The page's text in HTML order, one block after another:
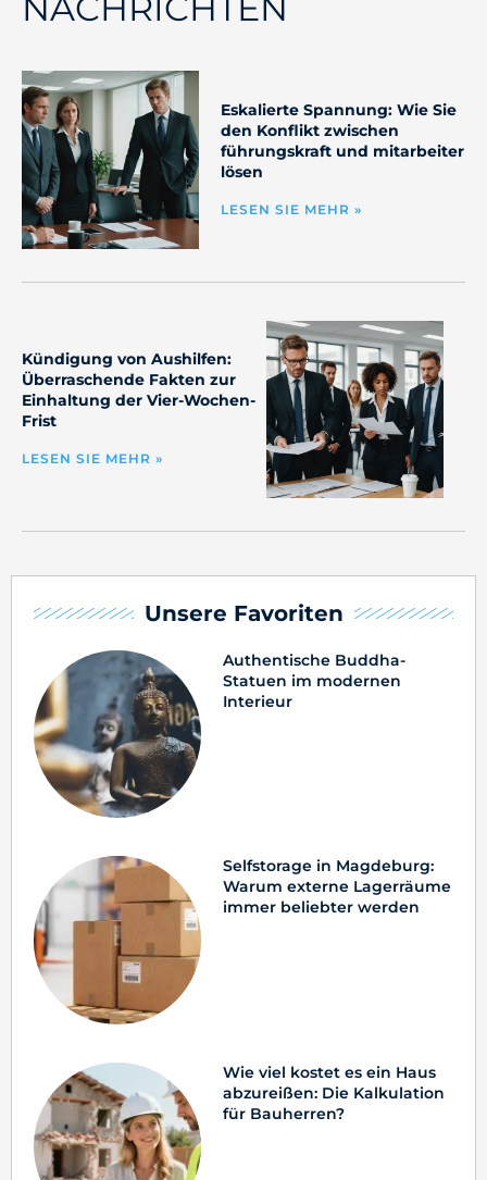
Unsere Favoriten
Authentische Buddha-
Statuen im modernen
Interieur
Selfstorage in Magdeburg:
Warum externe Lagerräume
immer beliebter werden
Wie viel kostet es ein Haus
abzureißen: Die Kalkulation
für Bauherren?
NACHRICHTEN
Eskalierte Spannung: Wie Sie
den Konflikt zwischen
führungskraft und mitarbeiter
lösen
LESEN SIE MEHR »
Kündigung von Aushilfen:
Überraschende Fakten zur
Einhaltung der Vier-Wochen-
Frist
LESEN SIE MEHR »